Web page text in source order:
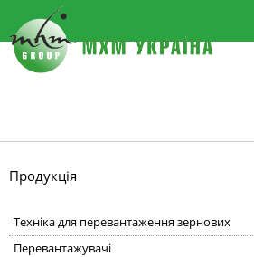
Продукція
Техніка для перевантаження зернових
Перевантажувачі